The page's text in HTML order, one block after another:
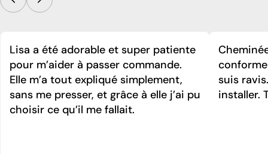
Lisa a été adorable et super patiente
pour m’aider à passer commande.
Elle m’a tout expliqué simplement,
sans me presser, et grâce à elle j’ai pu
choisir ce qu’il me fallait.
suis
installer.